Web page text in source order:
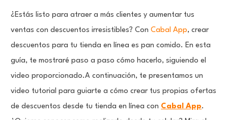
¿Estás listo para atraer a más clientes y aumentar tus
ventas con descuentos irresistibles? ConCabal App, crear
descuentos para tu tienda en línea es pan comido. En esta
guía, te mostraré paso a paso cómo hacerlo, siguiendo el
video proporcionado.A continuación, te presentamos un
video tutorial para guiarte a cómo crear tus propias ofertas
de descuentos desde tu tienda en línea con Cabal App.